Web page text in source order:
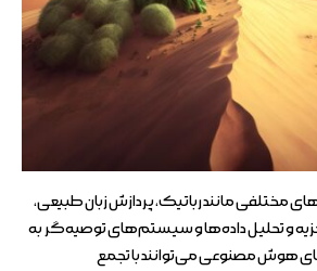
مانند رباتیک، پردازش زبان طبیعی،
و تحلیل داده‌ها و سیستم‌های توصیه‌گر به
هوش مصنوعی می‌توانند با تجمع